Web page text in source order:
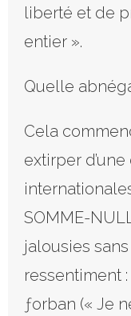
liberté et de
entier ».
Quelle
Cela
extirper
SOMME-
jalousies
ressentiment
ƒorban (« Je